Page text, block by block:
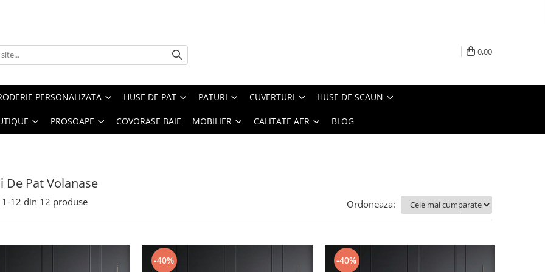
0,00
PERSONALIZATA HUSE DE PAT PATURI CUVERTURI HUSE DE SCAUN
PROSOAPE COVORASE BAIE MOBILIER CALITATE AER BLOG
De Pat Volanase
1-12 din 12 produse Ordoneaza:
-40% -40%